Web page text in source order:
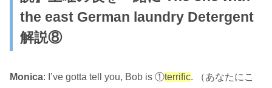
the east German laundry Detergent
解説⑧
Monica: I’ve gotta tell you, Bob is ①terrific. （あなたにこ